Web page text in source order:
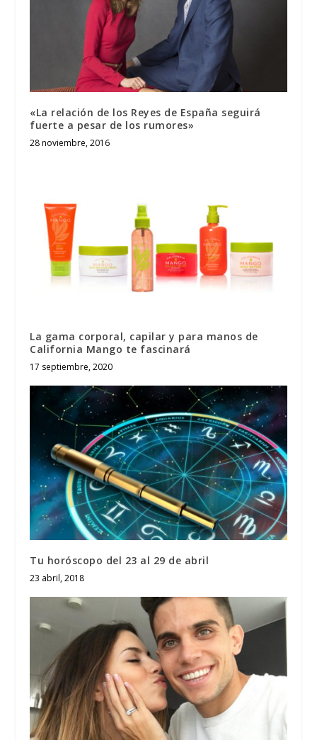
«La relación de los Reyes de España seguirá
fuerte a pesar de los rumores»
28 noviembre, 2016
La gama corporal, capilar y para manos de
California Mango te fascinará
17 septiembre, 2020
Tu horóscopo del 23 al 29 de abril
23 abril, 2018